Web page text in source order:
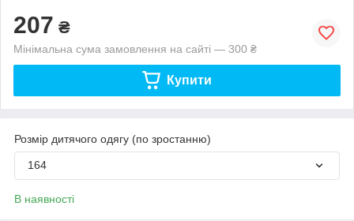
207 ₴
Мінімальна сума замовлення на сайті — 300 ₴
Купити
Розмір дитячого одягу (по зростанню)
164
В наявності